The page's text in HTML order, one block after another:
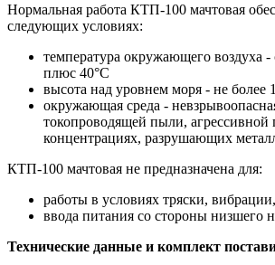
Нормальная работа КТП-100 мачтовая
следующих условиях:
температура окружающего воздуха
плюс 40°С
высота над уровнем моря - не более
окружающая среда -
токопроводящей пыли,
концентрациях, разрушающих
КТП-100 мачтовая не предназначена для:
работы в условиях тряски,
ввода питания со стороны низшего
Технические данные и комплект